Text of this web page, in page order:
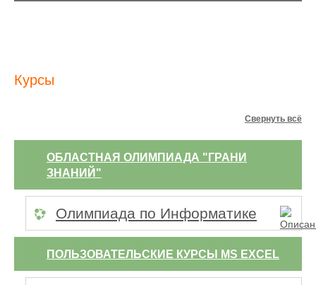
Курсы
Свернуть всё
ОБЛАСТНАЯ ОЛИМПИАДА "ГРАНИ
ЗНАНИЙ"
Олимпиада по Информатике
ПОЛЬЗОВАТЕЛЬСКИЕ КУРСЫ MS EXCEL